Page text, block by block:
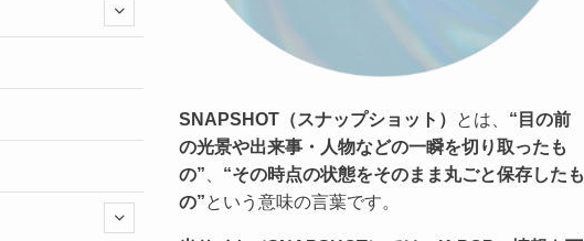
SNAPSHOT（スナップショット） とは、 “目の前
の光景や出来事・人物などの一瞬を切り取ったも
の”、 “その時点の状態をそのまま丸ごと保存したも
の”という意味の言葉です。